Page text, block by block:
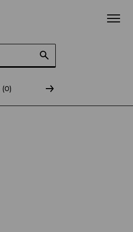
(0)
2011